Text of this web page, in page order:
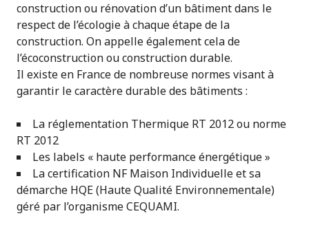
construction ou rénovation d’un bâtiment dans le
respect de l’écologie à chaque étape de la
construction. On appelle également cela de
l’écoconstruction ou construction durable.
Il existe en France de nombreuse normes visant à
garantir le caractère durable des bâtiments :
La réglementation Thermique RT 2012 ou norme
RT 2012
Les labels « haute performance énergétique »
La certification NF Maison Individuelle et sa
démarche HQE (Haute Qualité Environnementale)
géré par l’organisme CEQUAMI.